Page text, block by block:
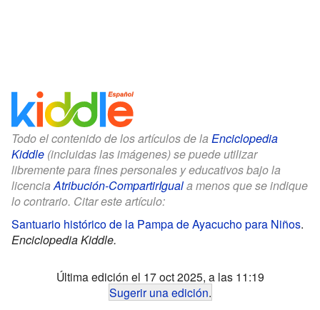
Todo el contenido de los artículos de la Enciclopedia
Kiddle (incluidas las imágenes) se puede utilizar
libremente para fines personales y educativos bajo la
licenciaAtribución-CompartirIguala menos que se indique
lo contrario. Citar este artículo:
Santuario histórico de la Pampa de Ayacucho para Niños.
Enciclopedia Kiddle.
Última edición el 17 oct 2025, a las 11:19
Sugerir una edición.